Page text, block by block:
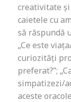
creativitate
caietele cu
să răspundă
„Ce este
curiozități
preferat?”;
simpatizezi/
aceste